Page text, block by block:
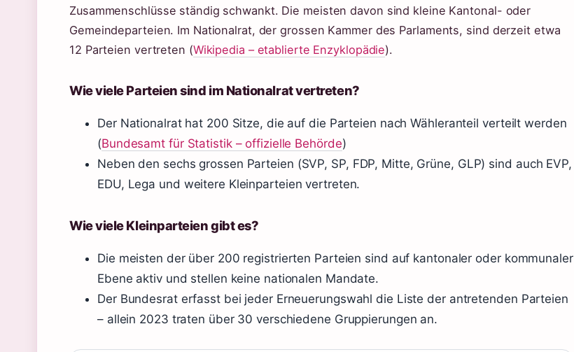
Zusammenschlüsse ständig schwankt. Die meisten davon sind kleine Kantonal- oder
Gemeindeparteien. Im Nationalrat, der grossen Kammer des Parlaments, sind derzeit etwa
12 Parteien vertreten (Wikipedia – etablierte Enzyklopädie).
Wie viele Parteien sind im Nationalrat vertreten?
Der Nationalrat hat 200 Sitze, die auf die Parteien nach Wähleranteil verteilt werden
(Bundesamt für Statistik – offizielle Behörde)
Neben den sechs grossen Parteien (SVP, SP, FDP, Mitte, Grüne, GLP) sind auch EVP,
EDU, Lega und weitere Kleinparteien vertreten.
Wie viele Kleinparteien gibt es?
Die meisten der über 200 registrierten Parteien sind auf kantonaler oder kommunaler
Ebene aktiv und stellen keine nationalen Mandate.
Der Bundesrat erfasst bei jeder Erneuerungswahl die Liste der antretenden Parteien
– allein 2023 traten über 30 verschiedene Gruppierungen an.